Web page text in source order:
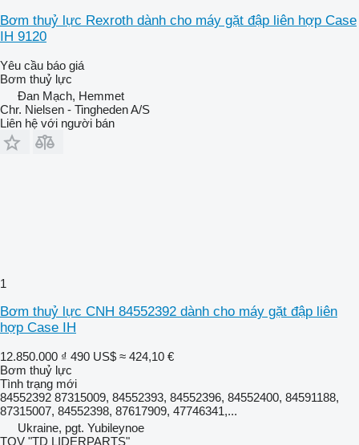
Bơm thuỷ lực Rexroth dành cho máy gặt đập liên hợp Case
IH 9120
Yêu cầu báo giá
Bơm thuỷ lực
Đan Mạch, Hemmet
Chr. Nielsen - Tingheden A/S
Liên hệ với người bán
1
Bơm thuỷ lực CNH 84552392 dành cho máy gặt đập liên
hợp Case IH
12.850.000 ₫ 490 US$ ≈ 424,10 €
Bơm thuỷ lực
Tình trạng mới
84552392 87315009, 84552393, 84552396, 84552400, 84591188,
87315007, 84552398, 87617909, 47746341,...
Ukraine, pgt. Yubileynoe
TOV "TD LIDERPARTS"